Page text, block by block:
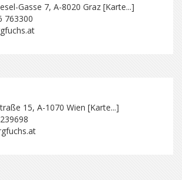
Gasse 7, A-8020 Graz [Karte...]
763300
15, A-1070 Wien [Karte...]